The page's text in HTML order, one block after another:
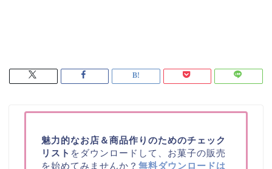
魅力的なお店＆商品作りのためのチェック
リスト をダウンロードして、お菓子の販売
を始めてみませんか？ 無料ダウンロードは